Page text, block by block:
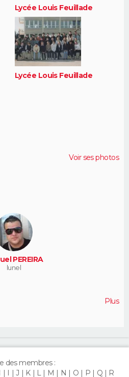
Lycée Louis Feuillade
Lycée Louis Feuillade
Voir ses photos
PEREIRA
lunel
Plus
des membres :
I J K L M N O P Q R